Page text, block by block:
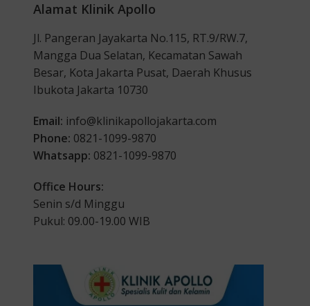
Alamat Klinik Apollo
Jl. Pangeran Jayakarta No.115, RT.9/RW.7,
Mangga Dua Selatan, Kecamatan Sawah
Besar, Kota Jakarta Pusat, Daerah Khusus
Ibukota Jakarta 10730
Email: info@klinikapollojakarta.com
Phone: 0821-1099-9870
Whatsapp: 0821-1099-9870
Office Hours:
Senin s/d Minggu
Pukul: 09.00-19.00 WIB